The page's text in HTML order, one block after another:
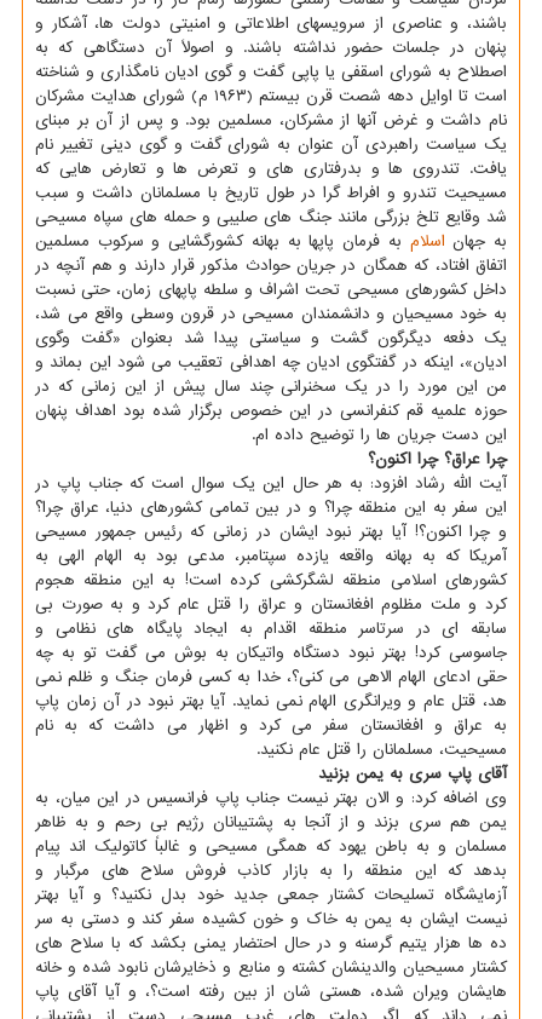
باشند، و عناصری از سرویسهای اطلاعاتی و امنیتی دولت ها، آشکار و
پنهان در جلسات حضور نداشته باشند. و اصولاً آن دستگاهی که به
اصطلاح به شورای اسقفی یا پاپی گفت و گوی ادیان نامگذاری و شناخته
است تا اوایل دهه شصت قرن بیستم (۱۹۶۳ م) شورای هدایت مشرکان
نام داشت و غرض آنها از مشرکان، مسلمین بود. و پس از آن بر مبنای
یک سیاست راهبردی آن عنوان به شورای گفت و گوی دینی تغییر نام
یافت. تندروی ها و بدرفتاری های و تعرض ها و تعارض هایی که
مسیحیت تندرو و افراط گرا در طول تاریخ با مسلمانان داشت و سبب
شد وقایع تلخ بزرگی مانند جنگ های صلیبی و حمله های سپاه مسیحی
به جهان اسلام به فرمان پاپها به بهانه کشورگشایی و سرکوب مسلمین
اتفاق افتاد، که همگان در جریان حوادث مذکور قرار دارند و هم آنچه در
داخل کشورهای مسیحی تحت اشراف و سلطه پاپهای زمان، حتی نسبت
به خود مسیحیان و دانشمندان مسیحی در قرون وسطی واقع می شد،
یک دفعه دیگرگون گشت و سیاستی پیدا شد بعنوان «گفت وگوی
ادیان»، اینکه در گفتگوی ادیان چه اهدافی تعقیب می شود این بماند و
من این مورد را در یک سخنرانی چند سال پیش از این زمانی که در
حوزه علمیه قم کنفرانسی در این خصوص برگزار شده بود اهداف پنهان
این دست جریان ها را توضیح داده ام.
چرا عراق؟ چرا اکنون؟
آیت الله رشاد افزود: به هر حال این یک سوال است که جناب پاپ در
این سفر به این منطقه چرا؟ و در بین تمامی کشورهای دنیا، عراق چرا؟
و چرا اکنون؟! آیا بهتر نبود ایشان در زمانی که رئیس جمهور مسیحی
آمریکا که به بهانه واقعه یازده سپتامبر، مدعی بود به الهام الهی به
کشورهای اسلامی منطقه لشگرکشی کرده است! به این منطقه هجوم
کرد و ملت مظلوم افغانستان و عراق را قتل عام کرد و به صورت بی
سابقه ای در سرتاسر منطقه اقدام به ایجاد پایگاه های نظامی و
جاسوسی کرد! بهتر نبود دستگاه واتیکان به بوش می گفت تو به چه
حقی ادعای الهام الاهی می کنی؟، خدا به کسی فرمان جنگ و ظلم نمی
هد، قتل عام و ویرانگری الهام نمی نماید. آیا بهتر نبود در آن زمان پاپ
به عراق و افغانستان سفر می کرد و اظهار می داشت که به نام
مسیحیت، مسلمانان را قتل عام نکنید.
آقای پاپ سری به یمن بزنید
وی اضافه کرد: و الان بهتر نیست جناب پاپ فرانسیس در این میان، به
یمن هم سری بزند و از آنجا به پشتیبانان رژیم بی رحم و به ظاهر
مسلمان و به باطن یهود که همگی مسیحی و غالباً کاتولیک اند پیام
بدهد که این منطقه را به بازار کاذب فروش سلاح های مرگبار و
آزمایشگاه تسلیحات کشتار جمعی جدید خود بدل نکنید؟ و آیا بهتر
نیست ایشان به یمن به خاک و خون کشیده سفر کند و دستی به سر
ده ها هزار یتیم گرسنه و در حال احتضار یمنی بکشد که با سلاح های
کشتار مسیحیان والدینشان کشته و منابع و ذخایرشان نابود شده و خانه
هایشان ویران شده، هستی شان از بین رفته است؟، و آیا آقای پاپ